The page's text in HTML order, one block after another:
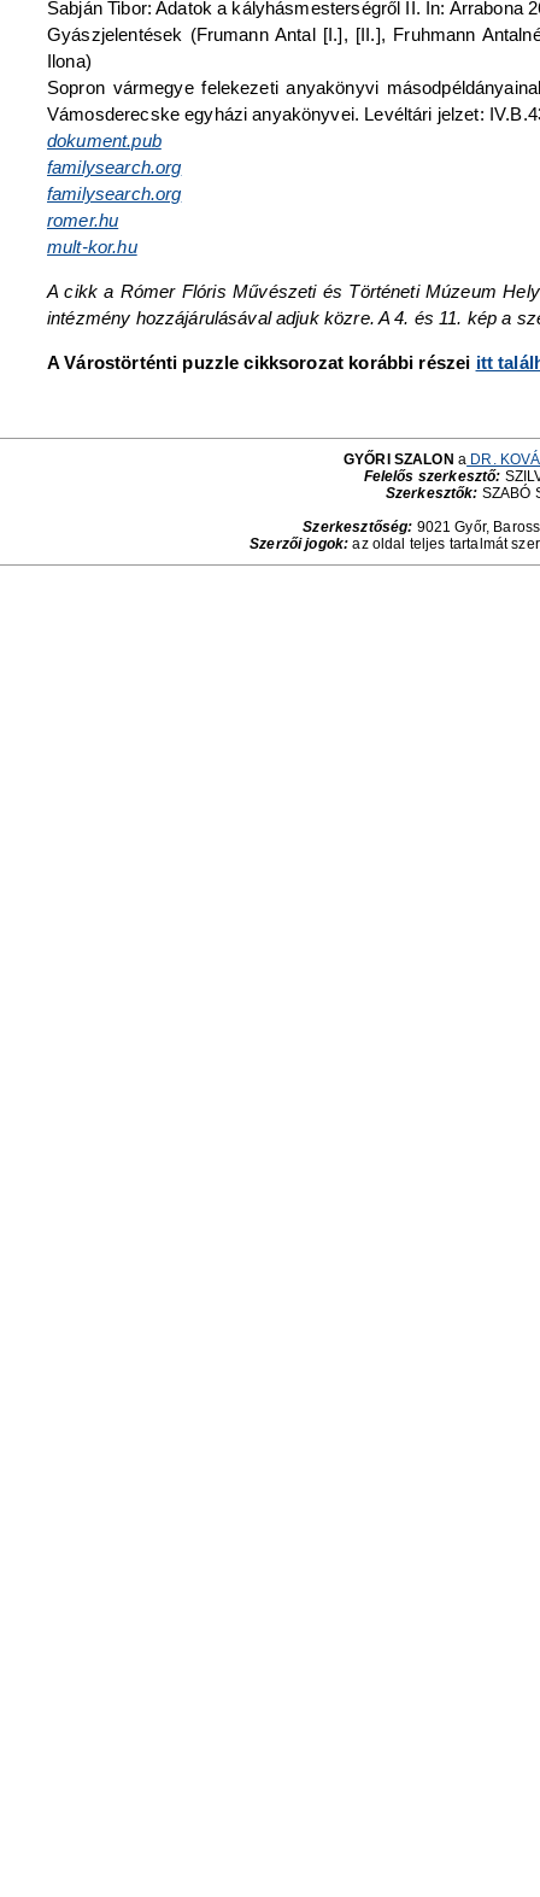
Sabján Tibor: Adatok a kályhásmesterségről II. In: Arrabona
Gyászjelentések (Frumann Antal [I.], [II.], Fruhmann
Ilona)
Sopron vármegye felekezeti anyakönyvi
Vámosderecske egyházi anyakönyvei. Levéltári jelzet:
dokument.pub
familysearch.org
familysearch.org
romer.hu
mult-kor.hu
A cikk a Rómer Flóris Művészeti és Történeti Múzeum
intézmény hozzájárulásával adjuk közre. A 4. és 11. kép a
A Várostörténti puzzle cikksorozat korábbi részei itt
GYŐRI SZALON a DR.
Felelős szerkesztő:
Szerkesztők: SZABÓ
Szerkesztőség: 9021 Győr,
Szerzői jogok: az oldal teljes tartalmát